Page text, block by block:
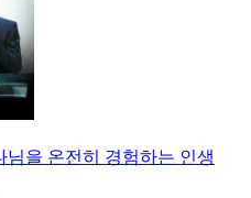
을 온전히 경험하는 인생